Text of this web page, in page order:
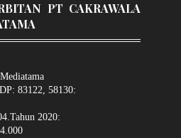
PT CAKRAWALA
83122, 58130:
2020: